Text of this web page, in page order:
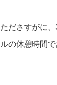
たださすがに
ルの休憩時間